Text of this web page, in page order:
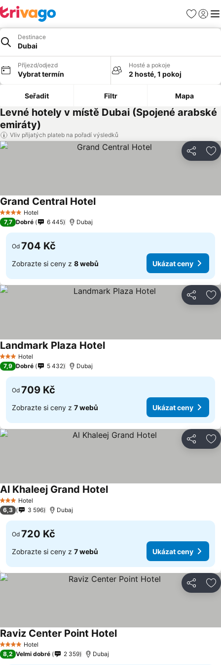
Oblíbené
Destinace
Dubai
Příjezd/odjezd
Vybrat termín
Hosté a pokoje
2 hosté, 1 pokoj
Seřadit Filtr Mapa
Levné hotely v místě Dubai (Spojené arabské
emiráty)
Vliv přijatých plateb na pořadí výsledků
Sdílet
4 Počet hvězdiček
Hotel
Grand Central Hotel
7,7 Dobré 6 445 Dubaj
Od 704 Kč
Zobrazte si ceny z 8 webů Ukázat ceny
Sdílet
3 Počet hvězdiček
Hotel
Landmark Plaza Hotel
7,9 Dobré 5 432 Dubaj
Od 709 Kč
Zobrazte si ceny z 7 webů Ukázat ceny
Sdílet
3 Počet hvězdiček
Hotel
Al Khaleej Grand Hotel
6,3 3 596 Dubaj
Od 720 Kč
Zobrazte si ceny z 7 webů Ukázat ceny
Sdílet
4 Počet hvězdiček
Hotel
Raviz Center Point Hotel
8,2 Velmi dobré 2 359 Dubaj